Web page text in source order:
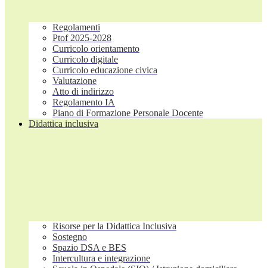
Regolamenti
Ptof 2025-2028
Curricolo orientamento
Curricolo digitale
Curricolo educazione civica
Valutazione
Atto di indirizzo
Regolamento IA
Piano di Formazione Personale Docente
Didattica inclusiva
Risorse per la Didattica Inclusiva
Sostegno
Spazio DSA e BES
Intercultura e integrazione